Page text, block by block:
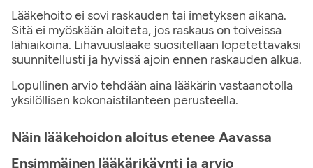
Lääkehoito ei sovi raskauden tai imetyksen aikana.
Sitä ei myöskään aloiteta, jos raskaus on toiveissa
lähiaikoina. Lihavuuslääke suositellaan lopetettavaksi
suunnitellusti ja hyvissä ajoin ennen raskauden alkua.
Lopullinen arvio tehdään aina lääkärin vastaanotolla
yksilöllisen kokonaistilanteen perusteella.
Näin lääkehoidon aloitus etenee Aavassa
Ensimmäinen lääkärikäynti ja arvio